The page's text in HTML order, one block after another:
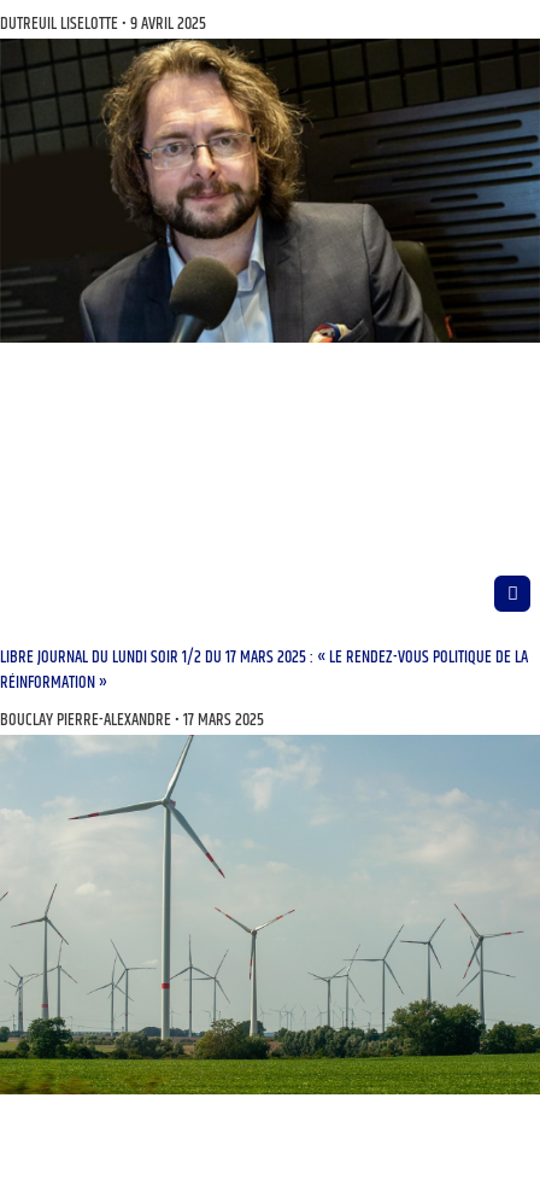
DUTREUIL LISELOTTE 9 AVRIL 2025
LIBRE JOURNAL DU LUNDI SOIR 1/2 DU 17 MARS 2025 : « LE RENDEZ-VOUS POLITIQUE DE LA
RÉINFORMATION »
BOUCLAY PIERRE-ALEXANDRE 17 MARS 2025